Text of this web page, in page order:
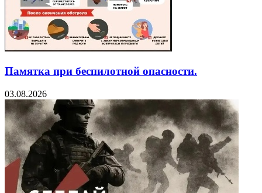
Памятка при беспилотной опасности.
03.08.2026